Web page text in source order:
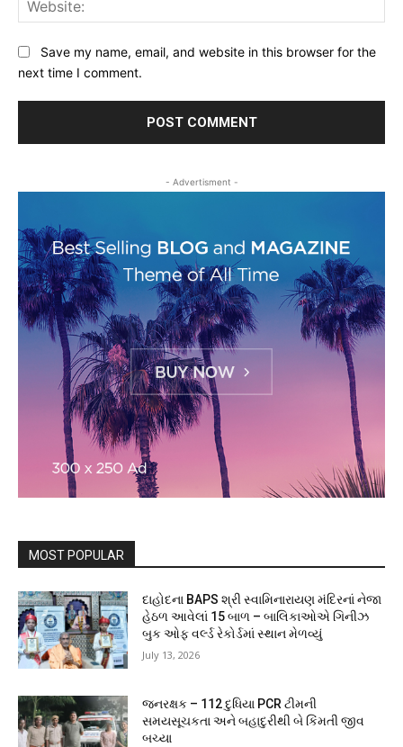
Save my name, email, and website in this browser for the
next time I comment.
- Advertisment -
MOST POPULAR
દાહોદના BAPS શ્રી સ્વામિનારાયણ મંદિરનાં નેજા
હેઠળ આવેલાં 15 બાળ – બાલિકાઓએ ગિનીઝ
બુક ઓફ વર્લ્ડ રેકોર્ડમાં સ્થાન મેળવ્યું
July 13, 2026
જનરક્ષક – 112 દુધિયા PCR ટીમની
સમયસૂચકતા અને બહાદુરીથી બે કિંમતી જીવ
બચ્યા